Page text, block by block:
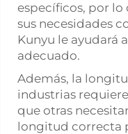
específicos, por
sus necesidades
Kunyu le ayudará
adecuado.
Además, la
industrias
que otras
longitud correcta